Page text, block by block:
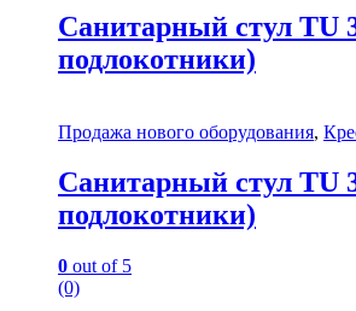
Санитарный стул TU
подлокотники)
Продажа нового оборудования,
Санитарный стул TU
подлокотники)
0 out of 5
(0)